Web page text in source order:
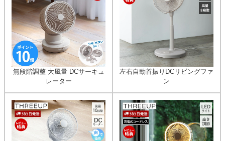
無段階調整 大風量 DCサーキュ
レーター
左右自動首振りDCリビングファ
ン